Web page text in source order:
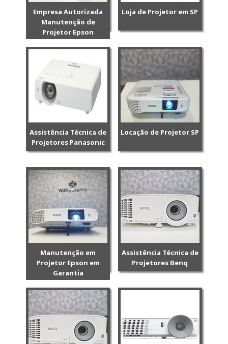
Empresa Autorizada
Manutenção de
Projetor Epson
Loja de Projetor em SP
Assistência Técnica de
Projetores Panasonic
Locação de Projetor SP
Manutenção em
Projetor Epson em
Garantia
Assistência Técnica de
Projetores Benq